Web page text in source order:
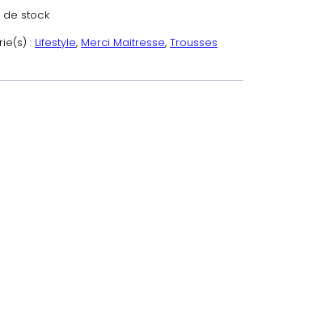
de stock
: Lifestyle, Merci Maitresse, Trousses